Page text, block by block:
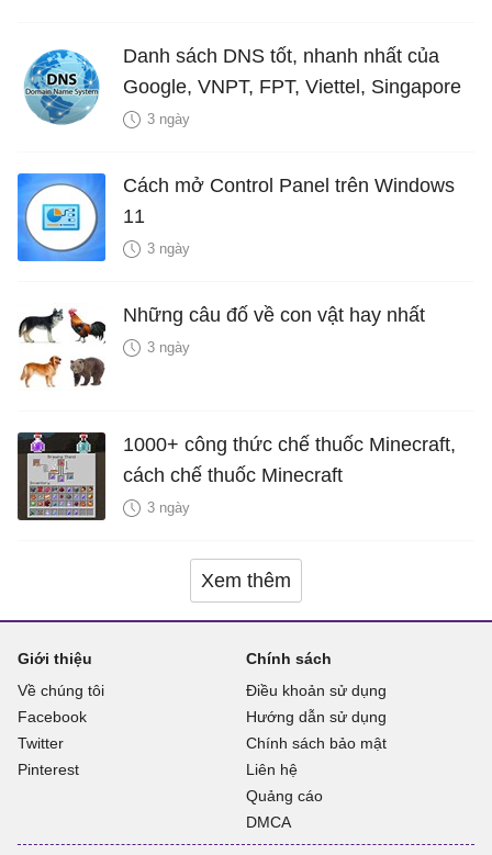
Danh sách DNS tốt, nhanh nhất của
Google, VNPT, FPT, Viettel, Singapore
3 ngày
Cách mở Control Panel trên Windows
11
3 ngày
Những câu đố về con vật hay nhất
3 ngày
1000+ công thức chế thuốc Minecraft,
cách chế thuốc Minecraft
3 ngày
Xem thêm
Giới thiệu
Về chúng tôi
Facebook
Twitter
Pinterest
Chính sách
Điều khoản sử dụng
Hướng dẫn sử dụng
Chính sách bảo mật
Liên hệ
Quảng cáo
DMCA